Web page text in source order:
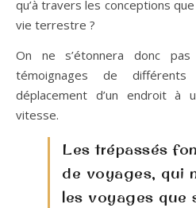
qu’à travers les conceptions
vie terrestre ?
On ne s’étonnera donc
témoignages de différents
déplacement d’un endroit à
vitesse.
Les trépassés
de voyages, qui
les voyages que